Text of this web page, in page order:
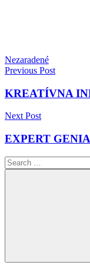
Nezaradené
Navigácia
v
Previous Post
KREATÍVNA
Next Post
EXPERT
Search
for: